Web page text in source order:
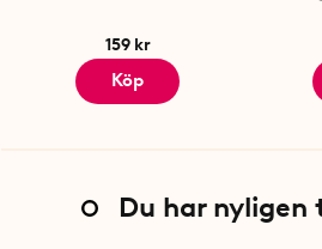
159 kr
Köp
Du har